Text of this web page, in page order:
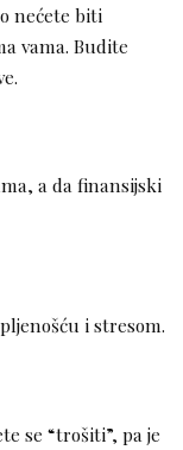
nećete biti
vama. Budite
a da finansijski
i stresom.
se “trošiti”, pa je